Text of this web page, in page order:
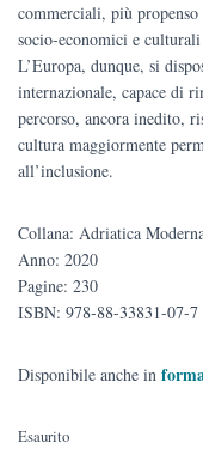
commerciali, più
socio-economici e
L’Europa, dunque, si
internazionale, capace di
percorso, ancora inedito,
cultura maggiormente
all’inclusione.
Collana: Adriatica
Anno: 2020
Pagine: 230
ISBN: 978-88-33831-07-7
Disponibile anche in
Esaurito